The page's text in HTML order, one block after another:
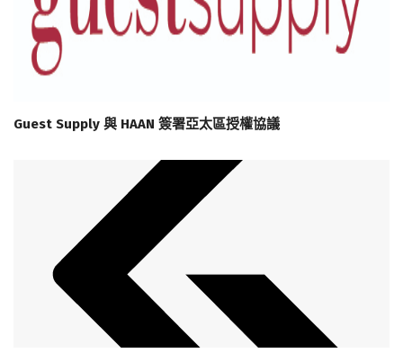
Guest Supply 與 HAAN 簽署亞太區授權協議